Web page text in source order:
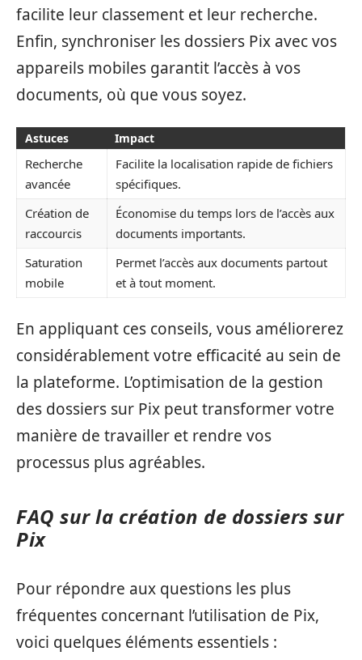
facilite leur classement et leur recherche.
Enfin, synchroniser les dossiers Pix avec vos
appareils mobiles garantit l’accès à vos
documents, où que vous soyez.
Astuces Impact
Recherche
avancée
Facilite la localisation rapide de fichiers
spécifiques.
Création de
raccourcis
Économise du temps lors de l’accès aux
documents importants.
Saturation
mobile
Permet l’accès aux documents partout
et à tout moment.
En appliquant ces conseils, vous améliorerez
considérablement votre efficacité au sein de
la plateforme. L’optimisation de la gestion
des dossiers sur Pix peut transformer votre
manière de travailler et rendre vos
processus plus agréables.
FAQ sur la création de dossiers sur
Pix
Pour répondre aux questions les plus
fréquentes concernant l’utilisation de Pix,
voici quelques éléments essentiels :